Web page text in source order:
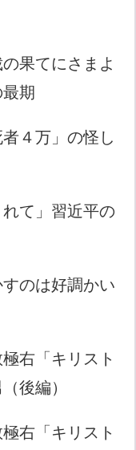
果てにさまよ
期
４万」の怪し
て」習近平の
すのは好調かい
右「キリスト
後編）
右「キリスト